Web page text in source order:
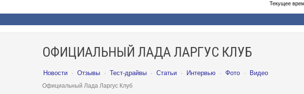
Текущее
ОФИЦИАЛЬНЫЙ ЛАДА ЛАРГУС КЛУБ
Новости · Отзывы · Тест-драйвы · Статьи · Интервью · Фото · Видео
Официальный Лада Ларгус Клуб